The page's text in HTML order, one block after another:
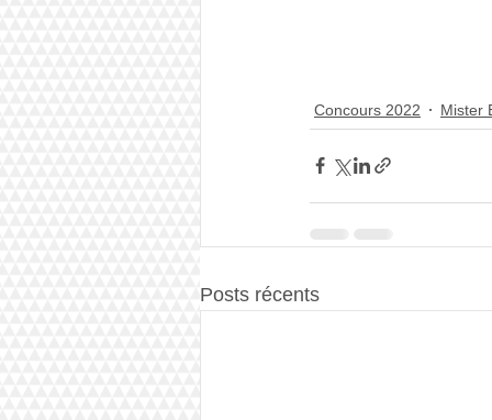
Concours 2022 Mister
Posts récents